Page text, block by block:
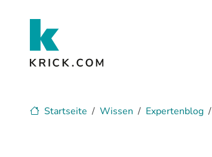
Startseite Wissen Expertenblog